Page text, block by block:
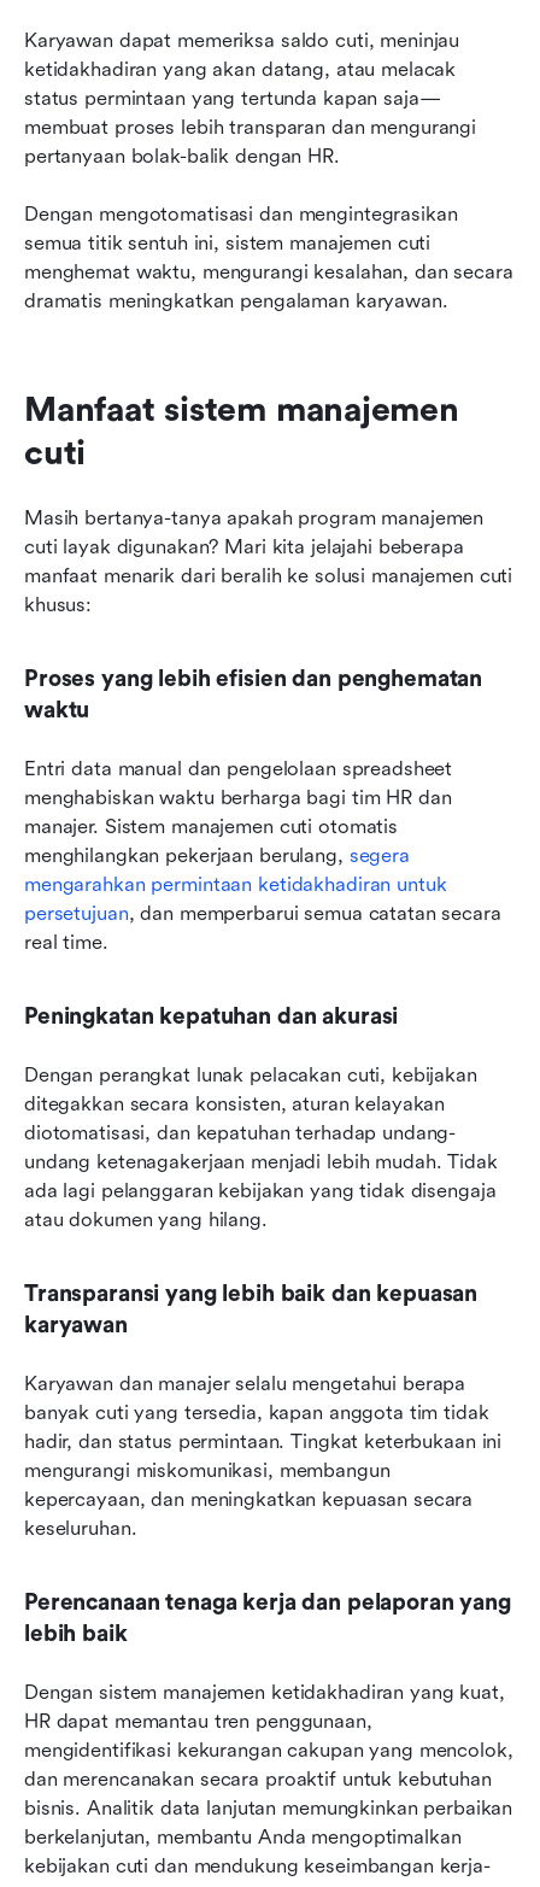
Karyawan dapat memeriksa saldo cuti, meninjau
ketidakhadiran yang akan datang, atau melacak
status permintaan yang tertunda kapan saja—
membuat proses lebih transparan dan mengurangi
pertanyaan bolak-balik dengan HR.
Dengan mengotomatisasi dan mengintegrasikan
semua titik sentuh ini, sistem manajemen cuti
menghemat waktu, mengurangi kesalahan, dan secara
dramatis meningkatkan pengalaman karyawan.
Manfaat sistem manajemen
cuti
Masih bertanya-tanya apakah program manajemen
cuti layak digunakan? Mari kita jelajahi beberapa
manfaat menarik dari beralih ke solusi manajemen cuti
khusus:
Proses yang lebih efisien dan penghematan
waktu
Entri data manual dan pengelolaan spreadsheet
menghabiskan waktu berharga bagi tim HR dan
manajer. Sistem manajemen cuti otomatis
menghilangkan pekerjaan berulang, segera
mengarahkan permintaan ketidakhadiran untuk
persetujuan, dan memperbarui semua catatan secara
real time.
Peningkatan kepatuhan dan akurasi
Dengan perangkat lunak pelacakan cuti, kebijakan
ditegakkan secara konsisten, aturan kelayakan
diotomatisasi, dan kepatuhan terhadap undang-
undang ketenagakerjaan menjadi lebih mudah. Tidak
ada lagi pelanggaran kebijakan yang tidak disengaja
atau dokumen yang hilang.
Transparansi yang lebih baik dan kepuasan
karyawan
Karyawan dan manajer selalu mengetahui berapa
banyak cuti yang tersedia, kapan anggota tim tidak
hadir, dan status permintaan. Tingkat keterbukaan ini
mengurangi miskomunikasi, membangun
kepercayaan, dan meningkatkan kepuasan secara
keseluruhan.
Perencanaan tenaga kerja dan pelaporan yang
lebih baik
Dengan sistem manajemen ketidakhadiran yang kuat,
HR dapat memantau tren penggunaan,
mengidentifikasi kekurangan cakupan yang mencolok,
dan merencanakan secara proaktif untuk kebutuhan
bisnis. Analitik data lanjutan memungkinkan perbaikan
berkelanjutan, membantu Anda mengoptimalkan
kebijakan cuti dan mendukung keseimbangan kerja-